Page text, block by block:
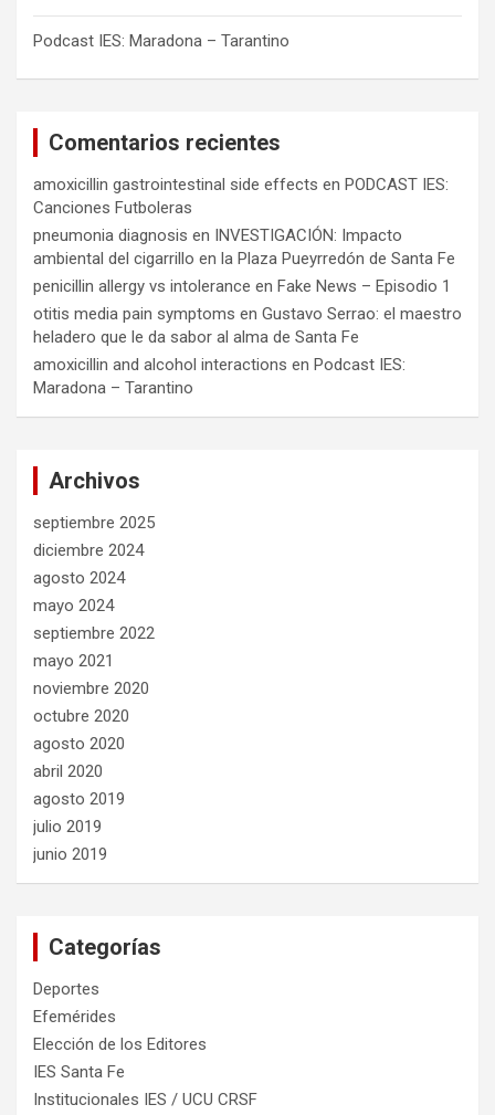
Podcast IES: Maradona – Tarantino
Comentarios recientes
amoxicillin gastrointestinal side effects en PODCAST IES:
Canciones Futboleras
pneumonia diagnosis en INVESTIGACIÓN: Impacto
ambiental del cigarrillo en la Plaza Pueyrredón de Santa Fe
penicillin allergy vs intolerance en Fake News – Episodio 1
otitis media pain symptoms en Gustavo Serrao: el maestro
heladero que le da sabor al alma de Santa Fe
amoxicillin and alcohol interactions en Podcast IES:
Maradona – Tarantino
Archivos
septiembre 2025
diciembre 2024
agosto 2024
mayo 2024
septiembre 2022
mayo 2021
noviembre 2020
octubre 2020
agosto 2020
abril 2020
agosto 2019
julio 2019
junio 2019
Categorías
Deportes
Efemérides
Elección de los Editores
IES Santa Fe
Institucionales IES / UCU CRSF